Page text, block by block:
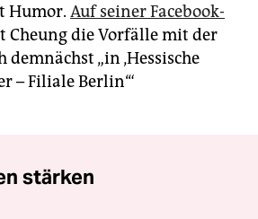
Humor. Auf seiner Facebook-
Cheung die Vorfälle mit der
„in ‚Hessische
– Filiale Berlin‘“
stärken